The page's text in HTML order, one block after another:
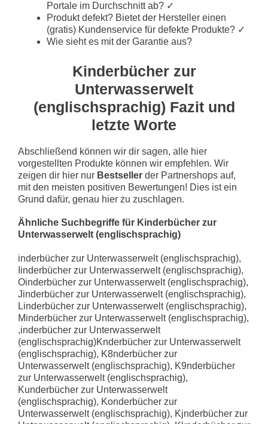
Portale im Durchschnitt ab? ✓
Produkt defekt? Bietet der Hersteller einen
(gratis) Kundenservice für defekte Produkte? ✓
Wie sieht es mit der Garantie aus?
Kinderbücher zur
Unterwasserwelt
(englischsprachig) Fazit und
letzte Worte
Abschließend können wir dir sagen, alle hier
vorgestellten Produkte können wir empfehlen. Wir
zeigen dir hier nur Bestseller der Partnershops auf,
mit den meisten positiven Bewertungen! Dies ist ein
Grund dafür, genau hier zu zuschlagen.
Ähnliche Suchbegriffe für Kinderbücher zur
Unterwasserwelt (englischsprachig)
inderbücher zur Unterwasserwelt (englischsprachig), Iinderbücher zur Unterwasserwelt (englischsprachig), Oinderbücher zur Unterwasserwelt (englischsprachig), Jinderbücher zur Unterwasserwelt (englischsprachig), Linderbücher zur Unterwasserwelt (englischsprachig), Minderbücher zur Unterwasserwelt (englischsprachig), ,inderbücher zur Unterwasserwelt (englischsprachig)Knderbücher zur Unterwasserwelt (englischsprachig), K8nderbücher zur Unterwasserwelt (englischsprachig), K9nderbücher zur Unterwasserwelt (englischsprachig), Kunderbücher zur Unterwasserwelt (englischsprachig), Konderbücher zur Unterwasserwelt (englischsprachig), Kjnderbücher zur Unterwasserwelt (englischsprachig), Kknderbücher zur Unterwasserwelt (englischsprachig), Klnderbücher zur Unterwasserwelt (englischsprachig)Kiderbücher zur Unterwasserwelt (englischsprachig), Kibderbücher zur Unterwasserwelt (englischsprachig), Kihderbücher zur Unterwasserwelt (englischsprachig), Kijderbücher zur Unterwasserwelt (englischsprachig), Kimderbücher zur Unterwasserwelt (englischsprachig)Kinerbücher zur Unterwasserwelt (englischsprachig), Kineerbücher zur Unterwasserwelt (englischsprachig), Kinrerbücher zur Unterwasserwelt (englischsprachig), Kinserbücher zur Unterwasserwelt (englischsprachig), Kinferbücher zur Unterwasserwelt (englischsprachig), Kinxerbücher zur Unterwasserwelt (englischsprachig), Kincerbücher zur Unterwasserwelt (englischsprachig)Kindrbücher zur Unterwasserwelt (englischsprachig), Kind3rbücher zur Unterwasserwelt (englischsprachig), Kind4rbücher zur Unterwasserwelt (englischsprachig), Kindwrbücher zur Unterwasserwelt (englischsprachig), Kindrrbücher zur Unterwasserwelt (englischsprachig), Kindsrbücher zur Unterwasserwelt (englischsprachig), Kinddrbücher zur Unterwasserwelt (englischsprachig), Kindfrbücher zur Unterwasserwelt (englischsprachig)Kindebücher zur Unterwasserwelt (englischsprachig), Kinde4bücher zur Unterwasserwelt (englischsprachig), Kinde5bücher zur Unterwasserwelt (englischsprachig), Kindeebücher zur Unterwasserwelt (englischsprachig), Kindetbücher zur Unterwasserwelt (englischsprachig), Kindedbücher zur Unterwasserwelt (englischsprachig), Kindefbücher zur Unterwasserwelt (englischsprachig), Kindegbücher zur Unterwasserwelt (englischsprachig)Kinderücher zur Unterwasserwelt (englischsprachig), Kindergücher zur Unterwasserwelt (englischsprachig), Kinderhücher zur Unterwasserwelt (englischsprachig), Kindervücher zur Unterwasserwelt (englischsprachig), Kindernücher zur Unterwasserwelt (englischsprachig)Kinderbüher zur Unterwasserwelt (englischsprachig), Kinderbüdher zur Unterwasserwelt (englischsprachig), Kinderbüfher zur Unterwasserwelt (englischsprachig), Kinderbüxher zur Unterwasserwelt (englischsprachig), Kinderbüvher zur Unterwasserwelt (englischsprachig)Kinderbücer zur Unterwasserwelt (englischsprachig), Kinderbüczer zur Unterwasserwelt (englischsprachig), Kinderbücuer zur Unterwasserwelt (englischsprachig), Kinderbücger zur Unterwasserwelt (englischsprachig), Kinderbücjer zur Unterwasserwelt (englischsprachig), Kinderbücber zur Unterwasserwelt (englischsprachig), Kinderbücner zur Unterwasserwelt (englischsprachig)Kinderbüchr zur Unterwasserwelt (englischsprachig), Kinderbüch3r zur Unterwasserwelt (englischsprachig), Kinderbüch4r zur Unterwasserwelt (englischsprachig), Kinderbüchwr zur Unterwasserwelt (englischsprachig), Kinderbüchrr zur Unterwasserwelt (englischsprachig), Kinderbüchsr zur Unterwasserwelt (englischsprachig), Kinderbüchdr zur Unterwasserwelt (englischsprachig), Kinderbüchfr zur Unterwasserwelt (englischsprachig)Kinderbüche zur Unterwasserwelt (englischsprachig), Kinderbüche4 zur Unterwasserwelt (englischsprachig), Kinderbüche5 zur Unterwasserwelt (englischsprachig), Kinderbüchee zur Unterwasserwelt (englischsprachig), Kinderbüchet zur Unterwasserwelt (englischsprachig), Kinderbüched zur Unterwasserwelt (englischsprachig), Kinderbüchef zur Unterwasserwelt (englischsprachig), Kinderbücheg zur Unterwasserwelt (englischsprachig)Kinderbücher ur Unterwasserwelt (englischsprachig), Kinderbücher 6ur Unterwasserwelt (englischsprachig), Kinderbücher 7ur Unterwasserwelt (englischsprachig), Kinderbücher tur Unterwasserwelt (englischsprachig), Kinderbücher uur Unterwasserwelt (englischsprachig), Kinderbücher gur Unterwasserwelt (englischsprachig), Kinderbücher hur Unterwasserwelt (englischsprachig), Kinderbücher jur Unterwasserwelt (englischsprachig)Kinderbücher zr Unterwasserwelt (englischsprachig), Kinderbücher z7r Unterwasserwelt (englischsprachig), Kinderbücher z8r Unterwasserwelt (englischsprachig), Kinderbücher zzr Unterwasserwelt (englischsprachig), Kinderbücher zir Unterwasserwelt (englischsprachig), Kinderbücher zhr Unterwasserwelt (englischsprachig), Kinderbücher zjr Unterwasserwelt (englischsprachig), Kinderbücher zkr Unterwasserwelt (englischsprachig)Kinderbücher zu Unterwasserwelt (englischsprachig), Kinderbücher zu4 Unterwasserwelt (englischsprachig), Kinderbücher zu5 Unterwasserwelt (englischsprachig), Kinderbücher zue Unterwasserwelt (englischsprachig), Kinderbücher zut Unterwasserwelt (englischsprachig), Kinderbücher zud Unterwasserwelt (englischsprachig), Kinderbücher zuf Unterwasserwelt (englischsprachig), Kinderbücher zug Unterwasserwelt (englischsprachig)Kinderbücher zur nterwasserwelt (englischsprachig), Kinderbücher zur 7nterwasserwelt (englischsprachig), Kinderbücher zur 8nterwasserwelt (englischsprachig), Kinderbücher zur Znterwasserwelt (englischsprachig), Kinderbücher zur Interwasserwelt (englischsprachig), Kinderbücher zur Hnterwasserwelt (englischsprachig), Kinderbücher zur Jnterwasserwelt (englischsprachig), Kinderbücher zur Knterwasserwelt (englischsprachig)Kinderbücher zur Uterwasserwelt (englischsprachig), Kinderbücher zur Ubterwasserwelt (englischsprachig), Kinderbücher zur Uhterwasserwelt (englischsprachig), Kinderbücher zur Ujterwasserwelt (englischsprachig), Kinderbücher zur Umterwasserwelt (englischsprachig)Kinderbücher zur Unerwasserwelt (englischsprachig), Kinderbücher zur Un5erwasserwelt (englischsprachig), Kinderbücher zur Un6erwasserwelt (englischsprachig), Kinderbücher zur Unrerwasserwelt (englischsprachig), Kinderbücher zur Unzerwasserwelt (englischsprachig), Kinderbücher zur Unferwasserwelt (englischsprachig), Kinderbücher zur Ungerwasserwelt (englischsprachig), Kinderbücher zur Unherwasserwelt (englischsprachig)Kinderbücher zur Untrwasserwelt (englischsprachig), Kinderbücher zur Unt3rwasserwelt (englischsprachig), Kinderbücher zur Unt4rwasserwelt (englischsprachig), Kinderbücher zur Untwrwasserwelt (englischsprachig), Kinderbücher zur Untrrwasserwelt (englischsprachig), Kinderbücher zur Untsrwasserwelt (englischsprachig), Kinderbücher zur Untdrwasserwelt (englischsprachig), Kinderbücher zur Untfrwasserwelt (englischsprachig)Kinderbücher zur Untewasserwelt (englischsprachig), Kinderbücher zur Unte4wasserwelt (englischsprachig), Kinderbücher zur Unte5wasserwelt (englischsprachig), Kinderbücher zur Unteewasserwelt (englischsprachig), Kinderbücher zur Untetwasserwelt (englischsprachig), Kinderbücher zur Untedwasserwelt (englischsprachig), Kinderbücher zur Untefwasserwelt (englischsprachig), Kinderbücher zur Untegwasserwelt (englischsprachig)Kinderbücher zur Unterasserwelt (englischsprachig), Kinderbücher zur Unter2asserwelt (englischsprachig), Kinderbücher zur Unter3asserwelt (englischsprachig), Kinderbücher zur Unterqasserwelt (englischsprachig), Kinderbücher zur Untereasserwelt (englischsprachig), Kinderbücher zur Unteraasserwelt (englischsprachig), Kinderbücher zur Untersasserwelt (englischsprachig), Kinderbücher zur Unterdasserwelt (englischsprachig)Kinderbücher zur Unterwsserwelt (englischsprachig), Kinderbücher zur Unterwqsserwelt (englischsprachig), Kinderbücher zur Unterwwsserwelt (englischsprachig), Kinderbücher zur Unterwssserwelt (englischsprachig), Kinderbücher zur Unterwysserwelt (englischsprachig)Kinderbücher zur Unterwaserwelt (englischsprachig), Kinderbücher zur Unterwawserwelt (englischsprachig), Kinderbücher zur Unterwaeserwelt (englischsprachig), Kinderbücher zur Unterwaaserwelt (englischsprachig), Kinderbücher zur Unterwadserwelt (englischsprachig), Kinderbücher zur Unterwayserwelt (englischsprachig), Kinderbücher zur Unterwaxserwelt (englischsprachig)Kinderbücher zur Unterwaserwelt (englischsprachig), Kinderbücher zur Unterwaswerwelt (englischsprachig), Kinderbücher zur Unterwaseerwelt (englischsprachig), Kinderbücher zur Unterwasaerwelt (englischsprachig), Kinderbücher zur Unterwasderwelt (englischsprachig), Kinderbücher zur Unterwasyerwelt (englischsprachig), Kinderbücher zur Unterwasxerwelt (englischsprachig)Kinderbücher zur Unterwassrwelt (englischsprachig), Kinderbücher zur Unterwass3rwelt (englischsprachig), Kinderbücher zur Unterwass4rwelt (englischsprachig), Kinderbücher zur Unterwasswrwelt (englischsprachig), Kinderbücher zur Unterwassrrwelt (englischsprachig), Kinderbücher zur Unterwasssrwelt (englischsprachig), Kinderbücher zur Unterwassdrwelt (englischsprachig), Kinderbücher zur Unterwassfrwelt (englischsprachig)Kinderbücher zur Unterwassewelt (englischsprachig), Kinderbücher zur Unterwasse4welt (englischsprachig), Kinderbücher zur Unterwasse5welt (englischsprachig), Kinderbücher zur Unterwasseewelt (englischsprachig), Kinderbücher zur Unterwassetwelt (englischsprachig), Kinderbücher zur Unterwassedwelt (englischsprachig), Kinderbücher zur Unterwassefwelt (englischsprachig), Kinderbücher zur Unterwassegwelt (englischsprachig)Kinderbücher zur Unterwasserelt (englischsprachig), Kinderbücher zur Unterwasser2elt (englischsprachig), Kinderbücher zur Unterwasser3elt (englischsprachig), Kinderbücher zur Unterwasserqelt (englischsprachig), Kinderbücher zur Unterwassereelt (englischsprachig), Kinderbücher zur Unterwasseraelt (englischsprachig), Kinderbücher zur Unterwasserselt (englischsprachig), Kinderbücher zur Unterwasserdelt (englischsprachig)Kinderbücher zur Unterwasserwlt (englischsprachig), Kinderbücher zur Unterwasserw3lt (englischsprachig), Kinderbü